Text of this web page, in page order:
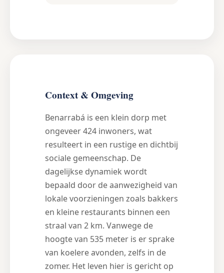
Context & Omgeving
Benarrabá is een klein dorp met
ongeveer 424 inwoners, wat
resulteert in een rustige en dichtbij
sociale gemeenschap. De
dagelijkse dynamiek wordt
bepaald door de aanwezigheid van
lokale voorzieningen zoals bakkers
en kleine restaurants binnen een
straal van 2 km. Vanwege de
hoogte van 535 meter is er sprake
van koelere avonden, zelfs in de
zomer. Het leven hier is gericht op